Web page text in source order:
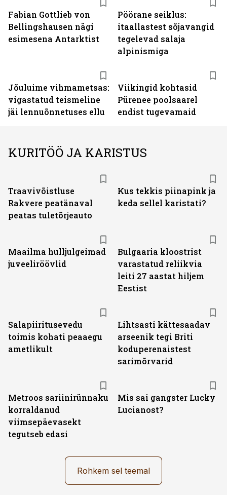
Fabian Gottlieb von
Bellingshausen nägi
esimesena Antarktist
Pöörane seiklus:
itaallastest sõjavangid
tegelevad salaja
alpinismiga
Jõuluime vihmametsas:
vigastatud teismeline
jäi lennuõnnetuses ellu
Viikingid kohtasid
Pürenee poolsaarel
endist tugevamaid
KURITÖÖ JA KARISTUS
Traavivõistluse
Rakvere peatänaval
peatas tuletõrjeauto
Kus tekkis piinapink ja
keda sellel karistati?
Maailma hulljulgeimad
juveeliröövlid
Bulgaaria kloostrist
varastatud reliikvia
leiti 27 aastat hiljem
Eestist
Salapiiritusevedu
toimis kohati peaaegu
ametlikult
Lihtsasti kättesaadav
arseenik tegi Briti
koduperenaistest
sarimõrvarid
Metroos sariinirünnaku
korraldanud
viimsepäevasekt
tegutseb edasi
Mis sai gangster Lucky
Lucianost?
Rohkem sel teemal